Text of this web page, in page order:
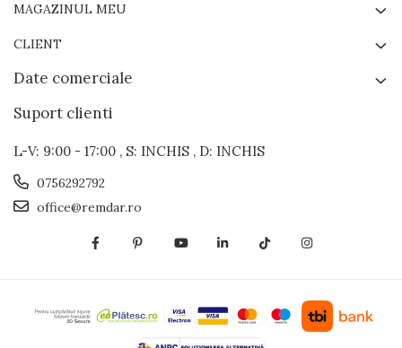
MAGAZINUL MEU
CLIENT
Date comerciale
Suport clienti
L-V: 9:00 - 17:00 , S: INCHIS , D: INCHIS
0756292792
office@remdar.ro